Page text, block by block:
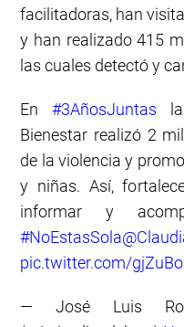
facilitadoras, han
y han realizado 415
las cuales detectó y
En#3AñosJuntas
Bienestar realizó 2
de la violencia y
y niñas. Así,
informar y
#NoEstasSola
pic.twitter.com/
— José Luis